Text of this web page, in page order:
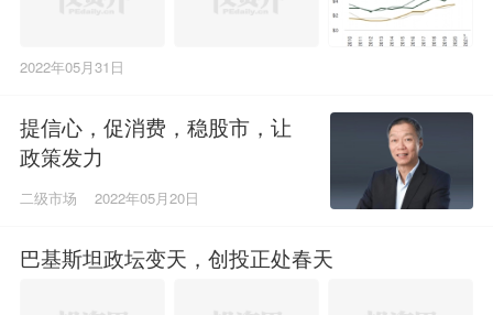
2022年05月31日
提信心，促消费，稳股市，让
政策发力
二级市场 2022年05月20日
巴基斯坦政坛变天，创投正处春天